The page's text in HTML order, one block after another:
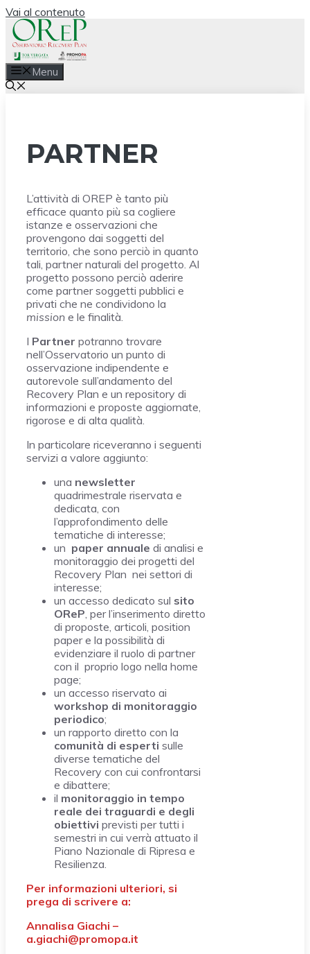
Vai al contenuto
Menu
PARTNER
L’attività di OREP è tanto più
efficace quanto più sa cogliere
istanze e osservazioni che
provengono dai soggetti del
territorio, che sono perciò in quanto
tali, partner naturali del progetto. Al
progetto possono perciò aderire
come partner soggetti pubblici e
privati che ne condividono la
mission e le finalità.
I Partner potranno trovare
nell’Osservatorio un punto di
osservazione indipendente e
autorevole sull’andamento del
Recovery Plan e un repository di
informazioni e proposte aggiornate,
rigorose e di alta qualità.
In particolare riceveranno i seguenti
servizi a valore aggiunto:
una newsletter
quadrimestrale riservata e
dedicata, con
l’approfondimento delle
tematiche di interesse;
un paper annuale di analisi e
monitoraggio dei progetti del
Recovery Plan nei settori di
interesse;
un accesso dedicato sul sito
OReP, per l’inserimento diretto
di proposte, articoli, position
paper e la possibilità di
evidenziare il ruolo di partner
con il proprio logo nella home
page;
un accesso riservato ai
workshop di monitoraggio
periodico;
un rapporto diretto con la
comunità di esperti sulle
diverse tematiche del
Recovery con cui confrontarsi
e dibattere;
il monitoraggio in tempo
reale dei traguardi e degli
obiettivi previsti per tutti i
semestri in cui verrà attuato il
Piano Nazionale di Ripresa e
Resilienza.
Per informazioni ulteriori, si
prega di scrivere a:
Annalisa Giachi –
a.giachi@promopa.it